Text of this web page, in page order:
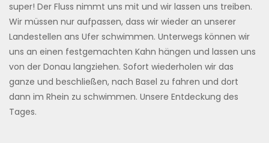
super! Der Fluss nimmt uns mit und wir lassen uns treiben.
Wir müssen nur aufpassen, dass wir wieder an unserer
Landestellen ans Ufer schwimmen. Unterwegs können wir
uns an einen festgemachten Kahn hängen und lassen uns
von der Donau langziehen. Sofort wiederholen wir das
ganze und beschließen, nach Basel zu fahren und dort
dann im Rhein zu schwimmen. Unsere Entdeckung des
Tages.